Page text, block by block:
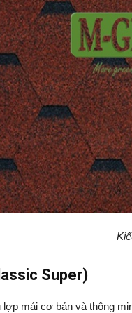
Super)
mái cơ bản và thông